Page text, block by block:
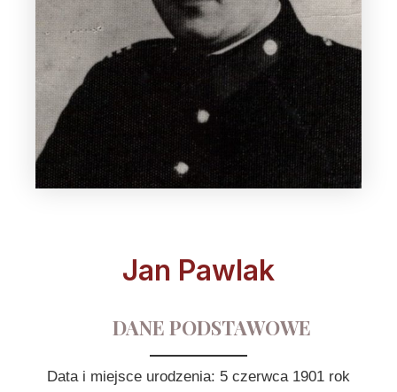
Jan Pawlak
DANE PODSTAWOWE
Data i miejsce urodzenia: 5 czerwca 1901 rok